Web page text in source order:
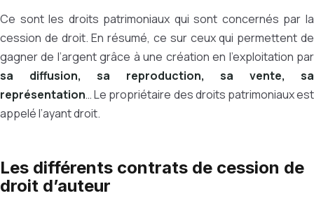
Ce sont les droits patrimoniaux qui sont concernés par la
cession de droit. En résumé, ce sur ceux qui permettent de
gagner de l’argent grâce à une création en l’exploitation par
sa diffusion, sa reproduction, sa vente, sa
représentation… Le propriétaire des droits patrimoniaux est
appelé l’ayant droit.
Les différents contrats de cession de
droit d’auteur